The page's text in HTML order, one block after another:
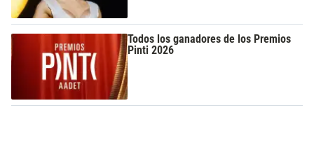
Todos los ganadores de los Premios
Pinti 2026